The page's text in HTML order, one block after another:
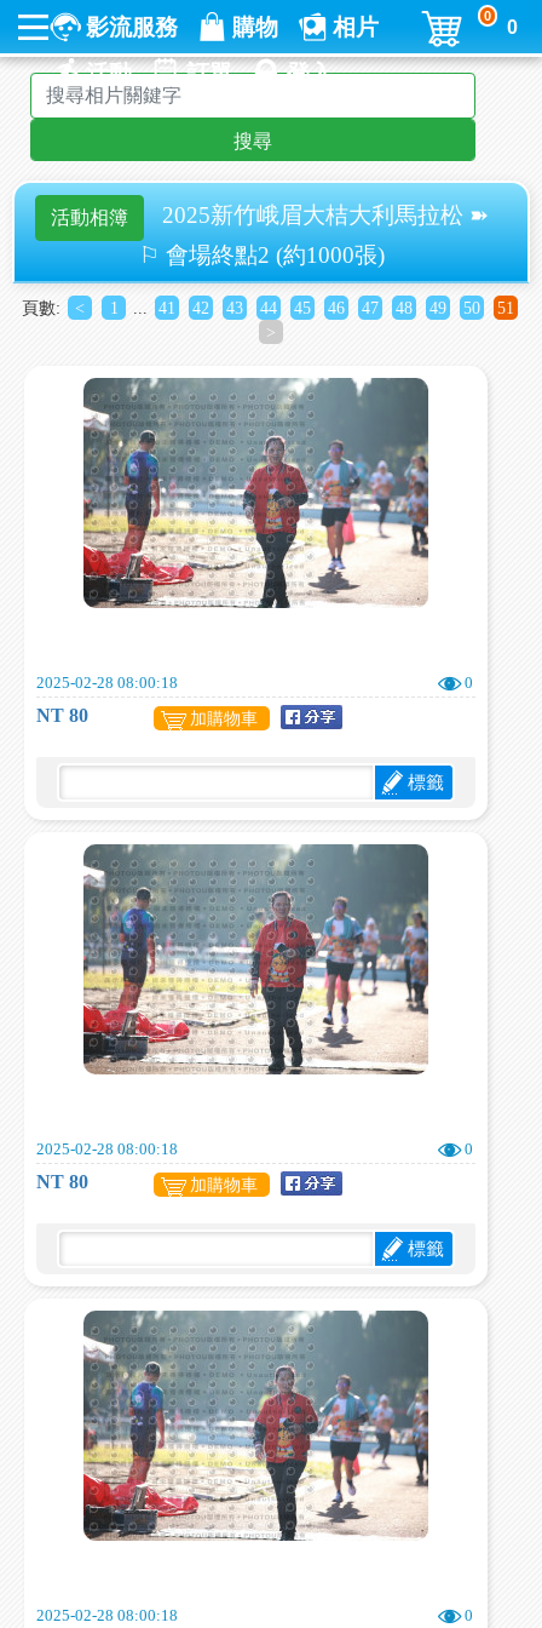
影流服務 購物
相片
活動
訂單 登入
0
0
搜尋
活動相簿
2025新竹峨眉大桔大利馬拉松 ➽
⚐ 會場終點2 (約1000張)
頁數: < 1 41 42 43 44 45 46 47 48 49 50
51
>
2025-02-28 08:00:18 0
NT 80 加購物車
標籤
2025-02-28 08:00:18 0
NT 80 加購物車
標籤
2025-02-28 08:00:18 0